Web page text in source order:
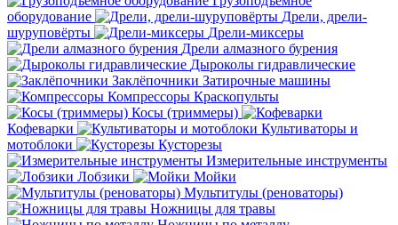
оборудование
Дрели, дрели-
шуруповёрты
Дрели-миксеры
Дрели алмазного бурения
Дыроколы гидравлические
Заклёпочники Затирочные машины
Компрессоры Краскопульты
Косы (триммеры)
Кофеварки
Культиваторы и
мотоблоки
Кусторезы
Измерительные инструменты
Лобзики
Мойки
Мультитулы (реноваторы)
Ножницы для травы